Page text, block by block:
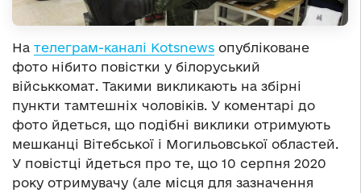
На телеграм-каналі Kotsnews опубліковане
фото нібито повістки у білоруський
військкомат. Такими викликають на збірні
пункти тамтешніх чоловіків. У коментарі до
фото йдеться, що подібні виклики отримують
мешканці Вітебської і Могильовської областей.
У повістці йдеться про те, що 10 серпня 2020
року отримувачу (але місця для зазначення